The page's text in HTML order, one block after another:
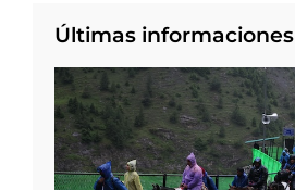
Últimas informaciones